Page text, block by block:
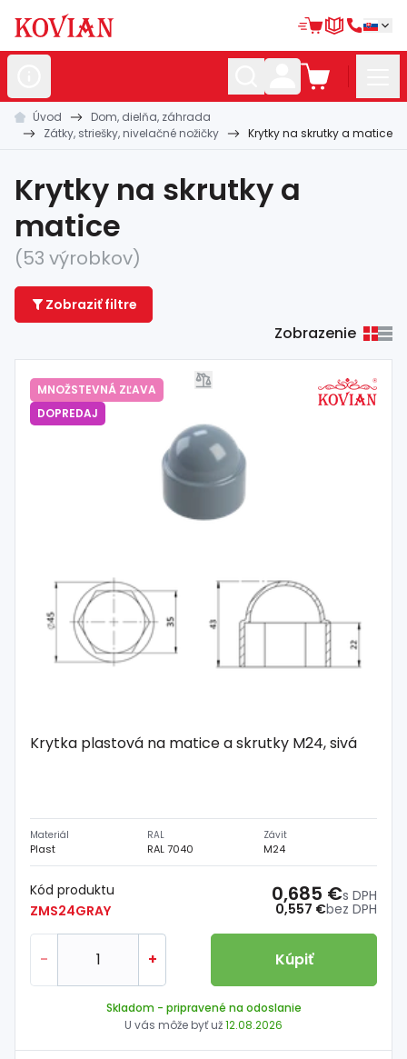
Nerezovépolotovary
Kované polotovary
Zábradlia amadlá
Bránové systémy
Automatizácia
Hutníckymateriál
Spojovacímateriál
Úvod
Dom, dielňa, záhrada
Zátky, striešky, nivelačné nožičky
Krytky na skrutky a matice
Krytky na skrutky a
matice
(53 výrobkov)
Zobraziť filtre
Zobrazenie
MNOŽSTEVNÁ ZĽAVA
DOPREDAJ
Krytka plastová na matice a skrutky M24, sivá
Materiál
Plast
RAL
RAL 7040
Závit
M24
Kód produktu
ZMS24GRAY
0,557 €bez DPH
0,685 €s DPH
- + Kúpiť
Skladom - pripravené na odoslanie
U vás môže byť už12.08.2026